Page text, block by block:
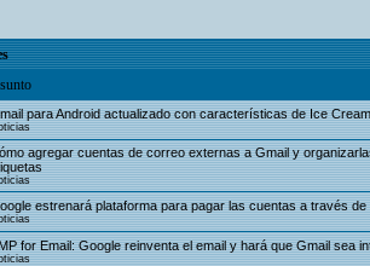
para Android actualizado con características de Ice
agregar cuentas de correo externas a Gmail y
estrenará plataforma para pagar las cuentas a través de
for Email: Google reinventa el email y hará que Gmail sea